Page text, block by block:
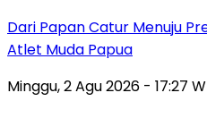
Dari Papan Catur Menuju
Atlet Muda Papua
Minggu, 2 Agu 2026 - 17:27